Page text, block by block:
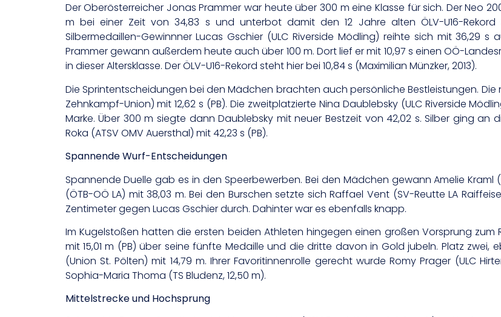
Der Oberösterreicher Jonas Prammer war heute über 300 m eine Klasse für sich. Der Neo
m bei einer Zeit von 34,83 s und unterbot damit den 12 Jahre alten ÖLV-U16-
Silbermedaillen-Gewinnner Lucas Gschier (ULC Riverside Mödling) reihte sich mit 36,29
Prammer gewann außerdem heute auch über 100 m. Dort lief er mit 10,97 s einen OÖ-
in dieser Altersklasse. Der ÖLV-U16-Rekord steht hier bei 10,84 s (Maximilian Münzker, 2013).
Die Sprintentscheidungen bei den Mädchen brachten auch persönliche Bestleistungen. Die
Zehnkampf-Union) mit 12,62 s (PB). Die zweitplatzierte Nina Daublebsky (ULC Riverside
Marke. Über 300 m siegte dann Daublebsky mit neuer Bestzeit von 42,02 s. Silber ging
Roka (ATSV OMV Auersthal) mit 42,23 s (PB).
Spannende Wurf-Entscheidungen
Spannende Duelle gab es in den Speerbewerben. Bei den Mädchen gewann Amelie Kraml
(ÖTB-OÖ LA) mit 38,03 m. Bei den Burschen setzte sich Raffael Vent (SV-Reutte LA
Zentimeter gegen Lucas Gschier durch. Dahinter war es ebenfalls knapp.
Im Kugelstoßen hatten die ersten beiden Athleten hingegen einen großen Vorsprung zum
mit 15,01 m (PB) über seine fünfte Medaille und die dritte davon in Gold jubeln. Platz zwei,
(Union St. Pölten) mit 14,79 m. Ihrer Favoritinnenrolle gerecht wurde Romy Prager (ULC
Sophia-Maria Thoma (TS Bludenz, 12,50 m).
Mittelstrecke und Hochsprung